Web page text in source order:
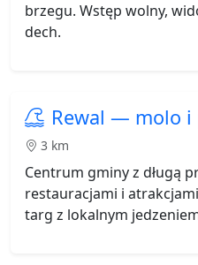
brzegu. Wstęp wolny,
dech.
Rewal — molo i
3 km
Centrum gminy z długą
restauracjami i
targ z lokalnym